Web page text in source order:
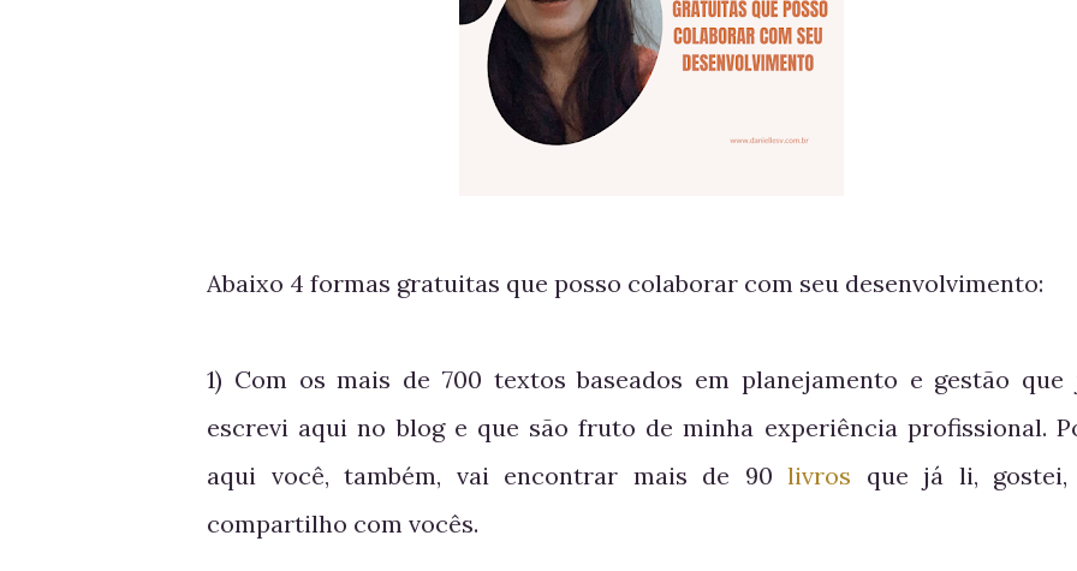
Abaixo 4 formas gratuitas que posso colaborar com seu desenvolvimento:
1) Com os mais de 700 textos baseados em planejamento e gestão que
escrevi aqui no blog e que são fruto de minha experiência profissional.
aqui você, também, vai encontrar mais de 90livros que já li, gostei,
compartilho com vocês.